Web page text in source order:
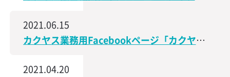
2021.06.15
カクヤス業務用Facebookページ「カクヤス飲食店ナビ」を開設しました！
2021.04.20